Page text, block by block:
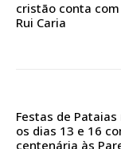
Acesso
cristão conta
Rui Caria
Festas de
os dias 13 e 16
centenária às